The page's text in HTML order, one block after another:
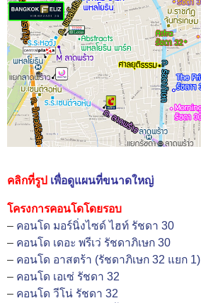
คลิกที่รูป เพื่อดูแผนที่ขนาดใหญ่
โครงการคอนโดโดยรอบ
– คอนโด มอร์นิ่งไซด์ ไฮท์ รัชดา 30
– คอนโด เดอะ พรีเว่ รัชดาภิเษก 30
– คอนโด อาสตร้า (รัชดาภิเษก 32 แยก 1)
– คอนโด เอเซ่ รัชดา 32
– คอนโด วีโน่ รัชดา 32